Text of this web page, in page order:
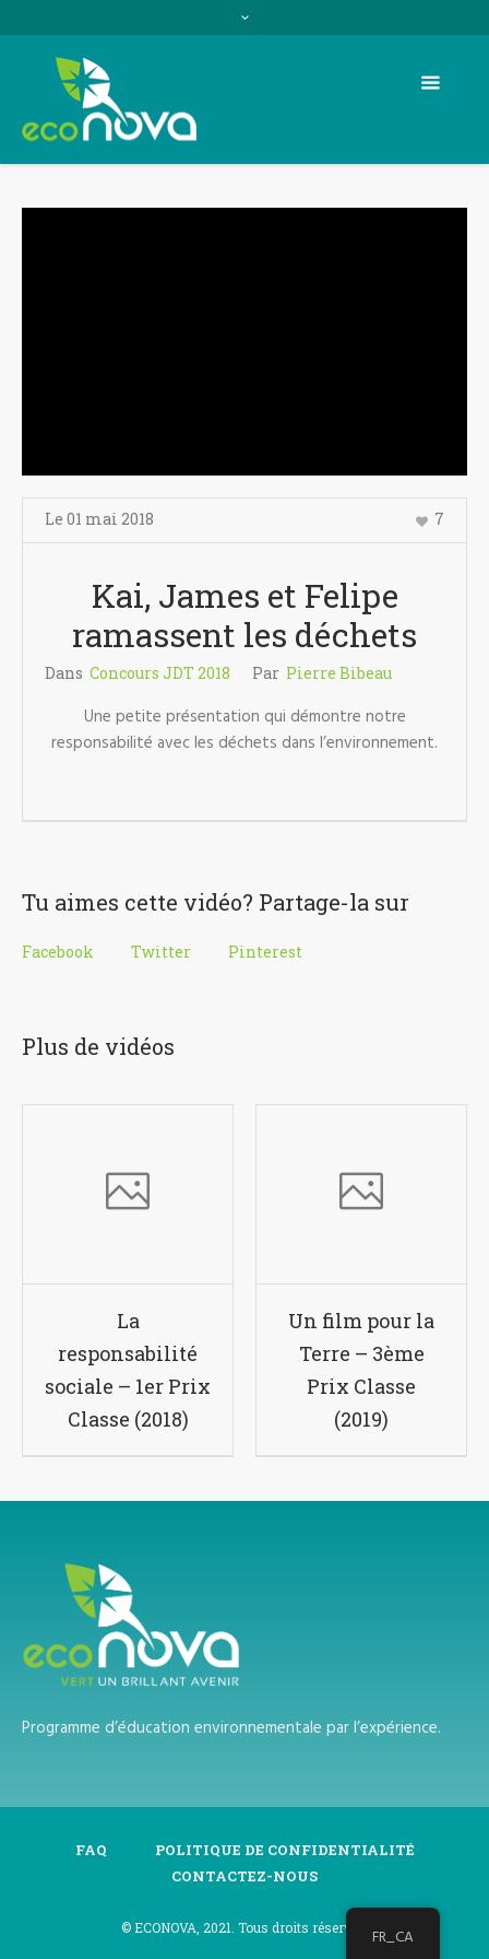
Le 01 mai 2018 7
Kai, James et Felipe
ramassent les déchets
Dans Concours JDT 2018 Par Pierre Bibeau
Une petite présentation qui démontre notre
responsabilité avec les déchets dans l’environnement.
Tu aimes cette vidéo? Partage-la sur
Facebook Twitter Pinterest
Plus de vidéos
La
responsabilité
sociale – 1er Prix
Classe (2018)
Un film pour la
Terre – 3ème
Prix Classe
(2019)
Programme d’éducation environnementale par l’expérience.
FAQ
POLITIQUE DE CONFIDENTIALITÉ
CONTACTEZ-NOUS
© ECONOVA, 2021. Tous droits réservés. FR_CA